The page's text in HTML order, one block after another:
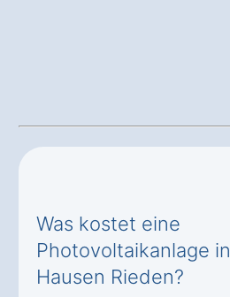
Was kostet eine
Photovoltaikanlage in
Hausen Rieden?